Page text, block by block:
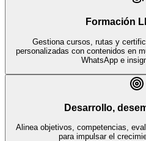
Formación
Gestiona cursos, rutas y
personalizadas con contenidos en
WhatsApp e
Desarrollo,
Alinea objetivos, competencias,
para impulsar el